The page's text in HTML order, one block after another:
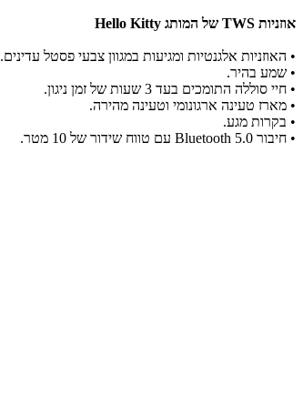
אוזניות TWS של המותג Hello Kitty
• האוזניות אלגנטיות ומגיעות במגוון צבעי פסטל עדינים.
• שמע בהיר.
• חיי סוללה התומכים בעד 3 שעות של זמן ניגון.
• מארז טעינה ארגונומי וטעינה מהירה.
• בקרות מגע.
• חיבור Bluetooth 5.0 עם טווח שידור של 10 מטר.